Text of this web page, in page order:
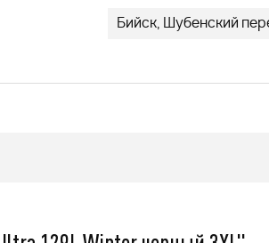
Бийск, Шубенский